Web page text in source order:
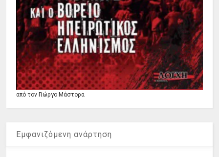
από τον Γιώργο Μάστορα
Εμφανιζόμενη ανάρτηση